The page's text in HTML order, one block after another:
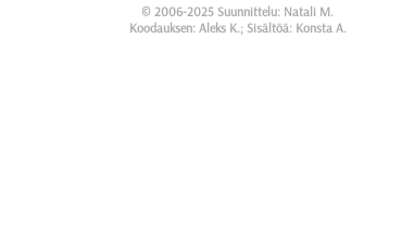
© 2006-2025 Suunnittelu: Natali M.
Koodauksen: Aleks K.; Sisältöä: Konsta A.